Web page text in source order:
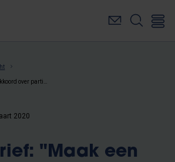
2020
"Maak een